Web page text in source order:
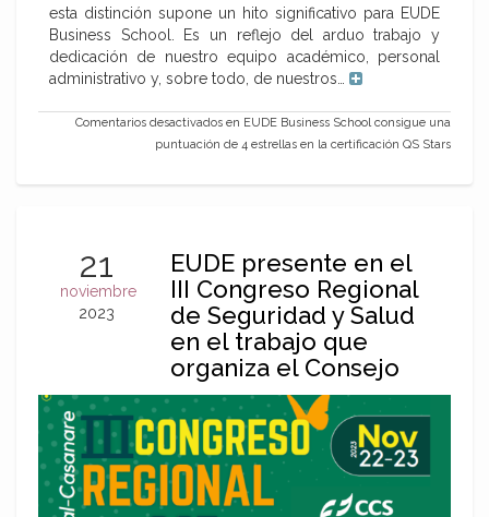
esta distinción supone un hito significativo para EUDE
Business School. Es un reflejo del arduo trabajo y
dedicación de nuestro equipo académico, personal
administrativo y, sobre todo, de nuestros…
Comentarios desactivados en EUDE Business School consigue una
puntuación de 4 estrellas en la certificación QS Stars
21
noviembre
2023
EUDE presente en el
III Congreso Regional
de Seguridad y Salud
en el trabajo que
organiza el Consejo
Colombiano de
Seguridad en Yopal